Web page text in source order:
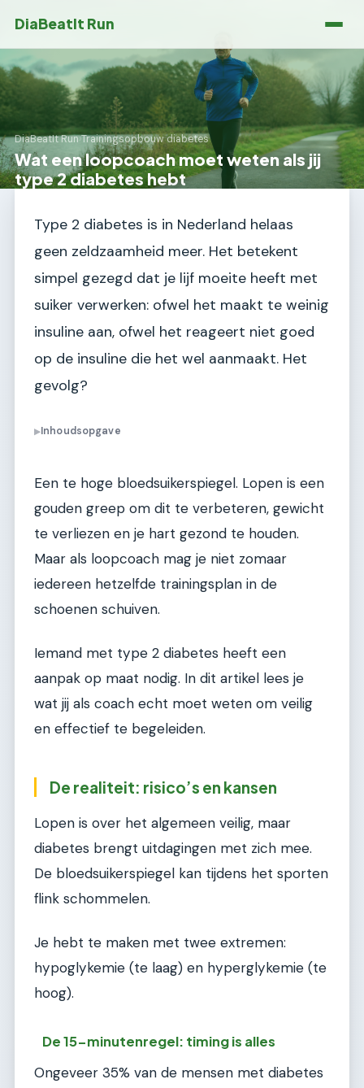
DiaBeatIt Run
DiaBeatIt Run›Trainingsopbouw diabetes
Wat een loopcoach moet weten als jij
type 2 diabetes hebt
Type 2 diabetes is in Nederland helaas
geen zeldzaamheid meer. Het betekent
simpel gezegd dat je lijf moeite heeft met
suiker verwerken: ofwel het maakt te weinig
insuline aan, ofwel het reageert niet goed
op de insuline die het wel aanmaakt. Het
gevolg?
▶Inhoudsopgave
Een te hoge bloedsuikerspiegel. Lopen is een
gouden greep om dit te verbeteren, gewicht
te verliezen en je hart gezond te houden.
Maar als loopcoach mag je niet zomaar
iedereen hetzelfde trainingsplan in de
schoenen schuiven.
Iemand met type 2 diabetes heeft een
aanpak op maat nodig. In dit artikel lees je
wat jij als coach echt moet weten om veilig
en effectief te begeleiden.
De realiteit: risico’s en kansen
Lopen is over het algemeen veilig, maar
diabetes brengt uitdagingen met zich mee.
De bloedsuikerspiegel kan tijdens het sporten
flink schommelen.
Je hebt te maken met twee extremen:
hypoglykemie (te laag) en hyperglykemie (te
hoog).
De 15-minutenregel: timing is alles
Ongeveer 35% van de mensen met diabetes